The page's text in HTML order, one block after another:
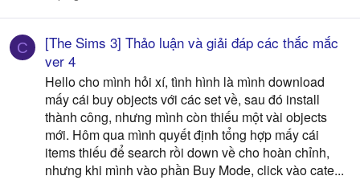
C
[The Sims 3] Thảo luận và giải đáp các thắc mắc
ver 4
Hello cho mình hỏi xí, tình hình là mình download
mấy cái buy objects với các set về, sau đó install
thành công, nhưng mình còn thiếu một vài objects
mới. Hôm qua mình quyết định tổng hợp mấy cái
items thiếu để search rồi down về cho hoàn chỉnh,
nhưng khi mình vào phần Buy Mode, click vào cate...